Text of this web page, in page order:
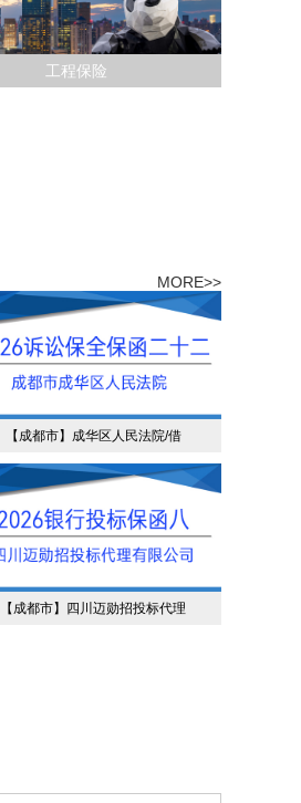
工程保险
MORE>>
【成都市】成华区人民法院/借
【成都市】四川迈勋招投标代理